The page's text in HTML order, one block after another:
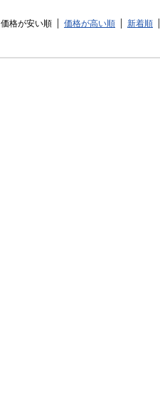
価格が安い順 価格が高い順 新着順